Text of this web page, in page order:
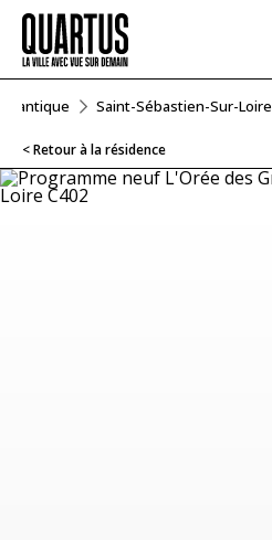
Saint-Sébastien-Sur-Loire
< Retour à la résidence